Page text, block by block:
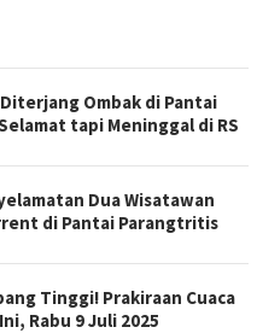
Ombak di Pantai
tapi Meninggal di RS
Dua Wisatawan
di Pantai Parangtritis
Tinggi! Prakiraan Cuaca
Rabu 9 Juli 2025